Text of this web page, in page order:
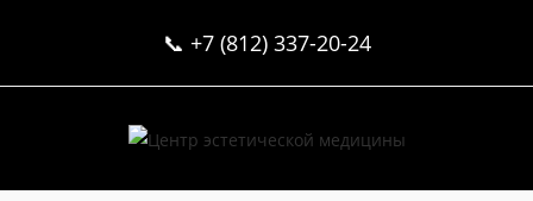
📞 +7 (812) 337-20-24